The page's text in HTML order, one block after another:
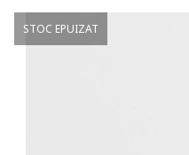
STOC EPUIZAT